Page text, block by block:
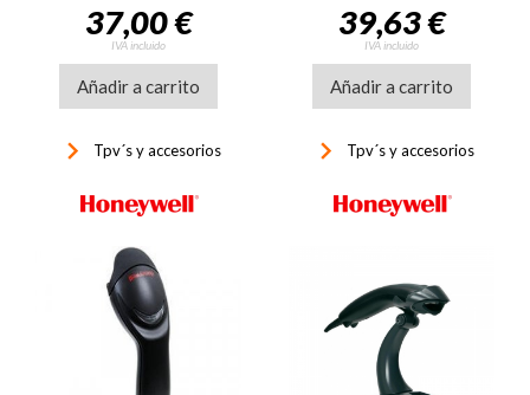
37,00 €
IVA incluido
Añadir a carrito
keyboard_arrow_right Tpv´s y accesorios
39,63 €
IVA incluido
Añadir a carrito
keyboard_arrow_right Tpv´s y accesorios